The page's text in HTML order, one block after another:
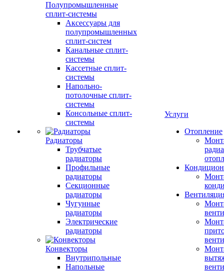
Полупромышленные
сплит-системы
Аксессуары для
полупромышленных
сплит-систем
Канальные сплит-
системы
Кассетные сплит-
системы
Напольно-
потолочные сплит-
системы
Консольные сплит-
системы
Радиаторы
Трубчатые
радиаторы
Профильные
радиаторы
Секционные
радиаторы
Чугунные
радиаторы
Электрические
радиаторы
Конвекторы
Внутрипольные
Напольные
Услуги
Отопление